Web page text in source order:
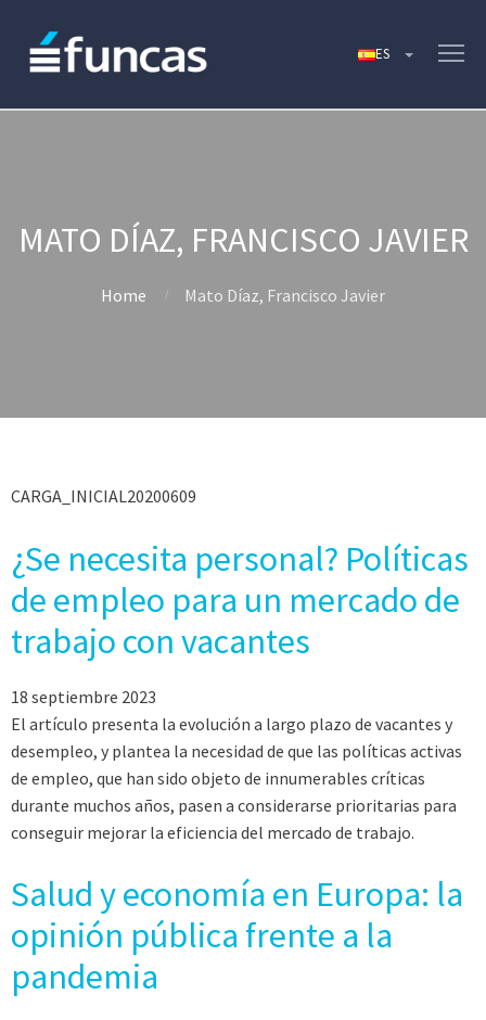
MATO DÍAZ, FRANCISCO JAVIER
Home Mato Díaz, Francisco Javier
CARGA_INICIAL20200609
¿Se necesita personal? Políticas
de empleo para un mercado de
trabajo con vacantes
18 septiembre 2023
El artículo presenta la evolución a largo plazo de vacantes y
desempleo, y plantea la necesidad de que las políticas activas
de empleo, que han sido objeto de innumerables críticas
durante muchos años, pasen a considerarse prioritarias para
conseguir mejorar la eficiencia del mercado de trabajo.
Salud y economía en Europa: la
opinión pública frente a la
pandemia